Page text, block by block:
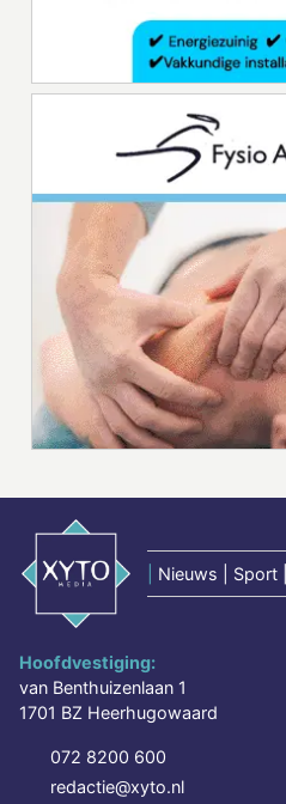
Nieuws | Sport
Hoofdvestiging:
van Benthuizenlaan 1
1701 BZ Heerhugowaard
072 8200 600
redactie@xyto.nl